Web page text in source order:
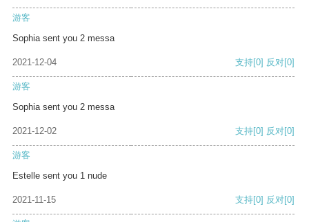
游客
Sophia sent you 2 messa
2021-12-04 支持[0] 反对[0]
游客
Sophia sent you 2 messa
2021-12-02 支持[0] 反对[0]
游客
Estelle sent you 1 nude
2021-11-15 支持[0] 反对[0]